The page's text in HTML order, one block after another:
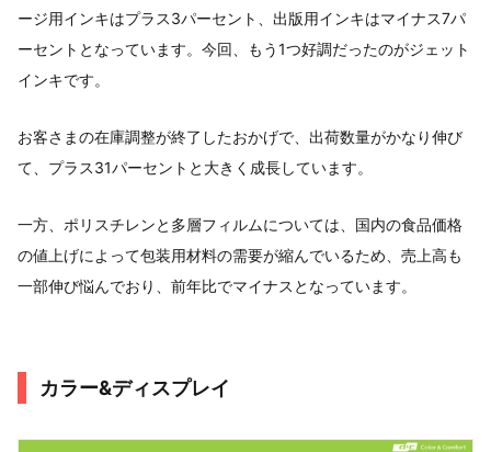
ージ用インキはプラス3パーセント、出版用インキはマイナス7パ
ーセントとなっています。今回、もう1つ好調だったのがジェット
インキです。
お客さまの在庫調整が終了したおかげで、出荷数量がかなり伸び
て、プラス31パーセントと大きく成長しています。
一方、ポリスチレンと多層フィルムについては、国内の食品価格
の値上げによって包装用材料の需要が縮んでいるため、売上高も
一部伸び悩んでおり、前年比でマイナスとなっています。
カラー&ディスプレイ